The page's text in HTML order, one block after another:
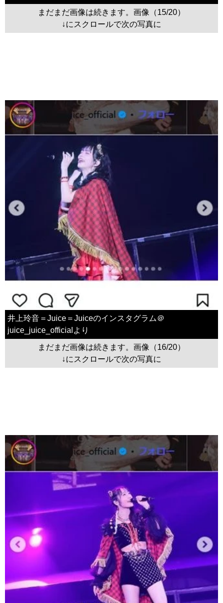
まだまだ画像は続きます。画像（15/20）
↓にスクロールで次の写真に
井上玲音＝Juice＝Juiceのインスタグラム＠
juice_juice_officialより
まだまだ画像は続きます。画像（16/20）
↓にスクロールで次の写真に